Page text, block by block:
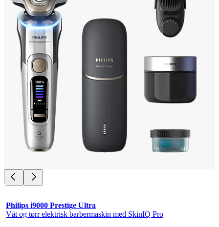
Philips i9000 Prestige Ultra
Våt og tørr elektrisk barbermaskin med SkinIQ Pro